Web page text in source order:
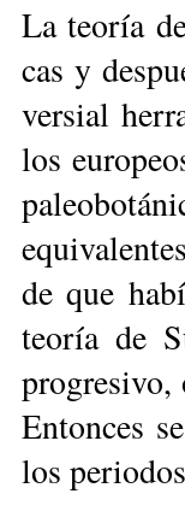
La teoría
cas y
versial
los
de que
teoría de
progresivo,
Entonces
los